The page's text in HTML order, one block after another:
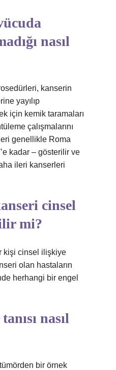
nasıl
kanserin
yayılıp
için kemik taramaları
çalışmalarını
genellikle Roma
kadar – gösterilir ve
ileri kanserleri
cinsel
mi?
kişi cinsel ilişkiye
olan hastaların
herhangi bir engel
nasıl
bir örnek